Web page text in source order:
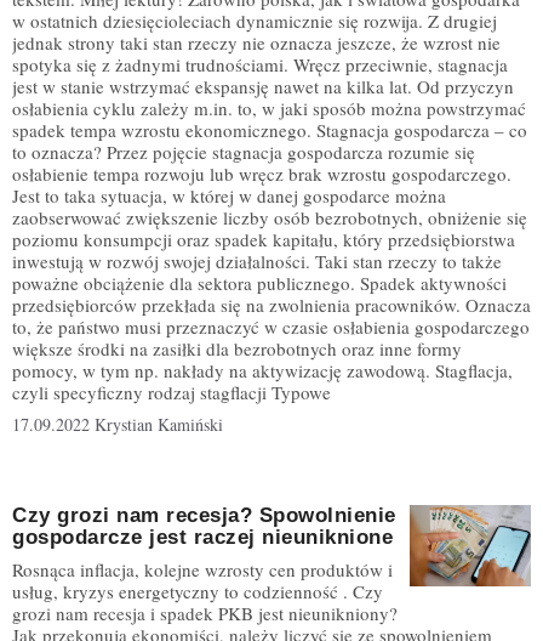
w ostatnich dziesięcioleciach dynamicznie się rozwija. Z drugiej
jednak strony taki stan rzeczy nie oznacza jeszcze, że wzrost nie
spotyka się z żadnymi trudnościami. Wręcz przeciwnie, stagnacja
jest w stanie wstrzymać ekspansję nawet na kilka lat. Od przyczyn
osłabienia cyklu zależy m.in. to, w jaki sposób można powstrzymać
spadek tempa wzrostu ekonomicznego. Stagnacja gospodarcza – co
to oznacza? Przez pojęcie stagnacja gospodarcza rozumie się
osłabienie tempa rozwoju lub wręcz brak wzrostu gospodarczego.
Jest to taka sytuacja, w której w danej gospodarce można
zaobserwować zwiększenie liczby osób bezrobotnych, obniżenie się
poziomu konsumpcji oraz spadek kapitału, który przedsiębiorstwa
inwestują w rozwój swojej działalności. Taki stan rzeczy to także
poważne obciążenie dla sektora publicznego. Spadek aktywności
przedsiębiorców przekłada się na zwolnienia pracowników. Oznacza
to, że państwo musi przeznaczyć w czasie osłabienia gospodarczego
większe środki na zasiłki dla bezrobotnych oraz inne formy
pomocy, w tym np. nakłady na aktywizację zawodową. Stagflacja,
czyli specyficzny rodzaj stagflacji Typowe
17.09.2022 Krystian Kamiński
Czy grozi nam recesja? Spowolnienie
gospodarcze jest raczej nieuniknione
Rosnąca inflacja, kolejne wzrosty cen produktów i
usług, kryzys energetyczny to codzienność . Czy
grozi nam recesja i spadek PKB jest nieunikniony?
Jak przekonują ekonomiści, należy liczyć się ze spowolnieniem